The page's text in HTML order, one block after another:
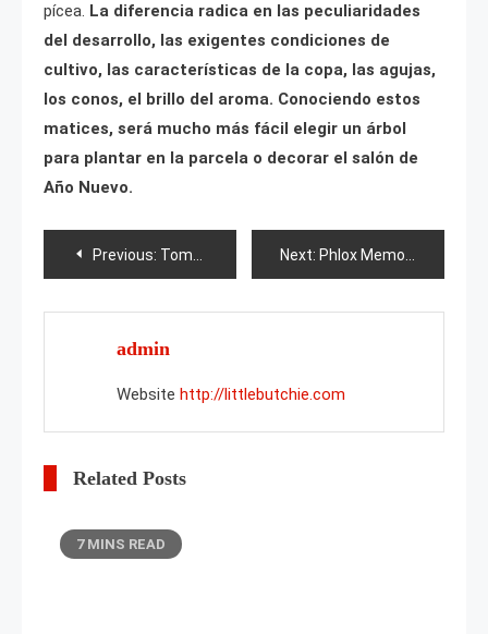
pícea. La diferencia radica en las peculiaridades
del desarrollo, las exigentes condiciones de
cultivo, las características de la copa, las agujas,
los conos, el brillo del aroma. Conociendo estos
matices, será mucho más fácil elegir un árbol
para plantar en la parcela o decorar el salón de
Año Nuevo.
Post
navigation
Previous: Tomate Papina Hija Next: Phlox Memoria del corazón
admin
Website http://littlebutchie.com
Related Posts
7 MINS READ